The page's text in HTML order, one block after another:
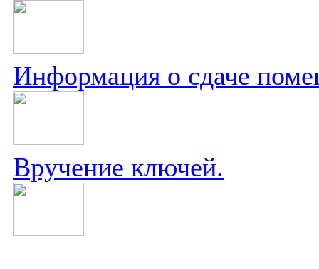
Информация о сдаче
Вручение ключей.